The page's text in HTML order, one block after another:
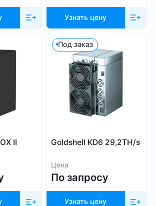
Узнать цену
II
Под заказ
Goldshell KD6 29,2TH/s
Цена
По запросу
Узнать цену